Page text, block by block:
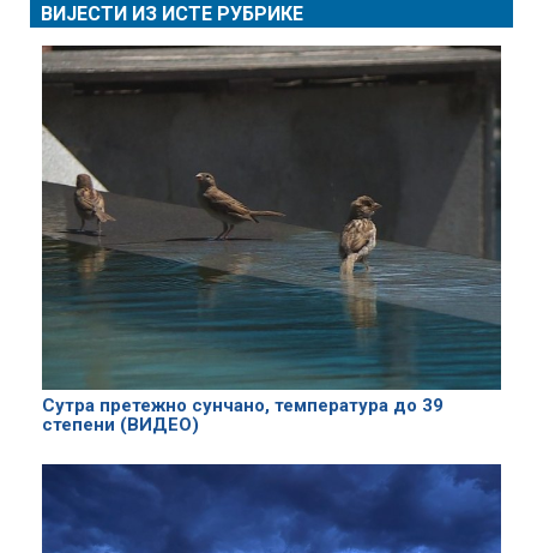
ВИЈЕСТИ ИЗ ИСТЕ РУБРИКЕ
Сутра претежно сунчано, температура до 39
степени (ВИДЕО)